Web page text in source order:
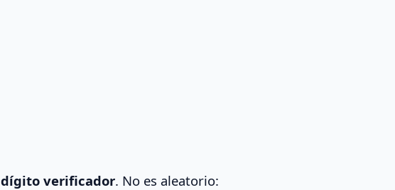
dígito verificador. No es aleatorio: